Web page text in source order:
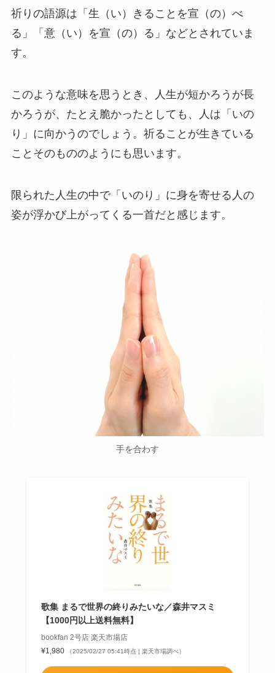
祈りの語源は「生（い）きることを宣（の）べ
る」「意（い）を宣（の）る」などとされていま
す。
このような意味を思うとき、人生が短かろうが長
かろうが、たとえ脆かったとしても、人は「いの
り」に向かうのでしょう。祈ることが生きている
ことそのもののようにも思います。
限られた人生の中で「いのり」に身を寄せる人の
姿が浮かび上がってくる一首だと感じます。
手を合わす
歌集 まるで世界の終りみたいな／森井マスミ
【1000円以上送料無料】
bookfan 2号店 楽天市場店
¥1,980
（2025/02/27 05:41時点 | 楽天市場調べ）